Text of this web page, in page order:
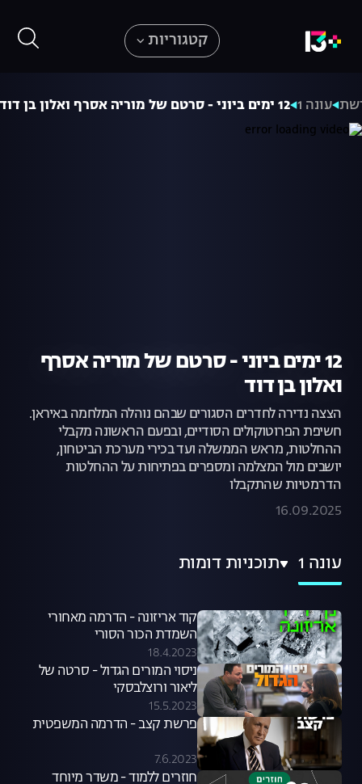
קטגוריות
עונה 1 12 ימים ביוני - סרטם של מוריה אסרף ואלון בן דוד
12 ימים ביוני - סרטם של מוריה אסרף
ואלון בן דוד
הצצה נדירה לחדרים הסגורים שבהם נוהלה המלחמה באיראן.
חשיפת הפרוטוקולים הסודיים, ובפעם הראשונה מקבלי
ההחלטות, מראש הממשלה ועד בכירי מערכת הביטחון,
יושבים מול המצלמה ומספרים בפתיחות על ההחלטות
הדרמטיות שהתקבלו
16.09.2025
עונה 1 תוכניות דומות
קוד אריזונה - הדרמה מאחורי
השמדת הכור הסורי
18.4.2023
ניסוי המורים הגדול - סרטה של
ליאור ורוצלבסקי
15.5.2023
פרשת קצב - הדרמה המשפטית
7.6.2023
חוזרים ללמוד - משדר מיוחד